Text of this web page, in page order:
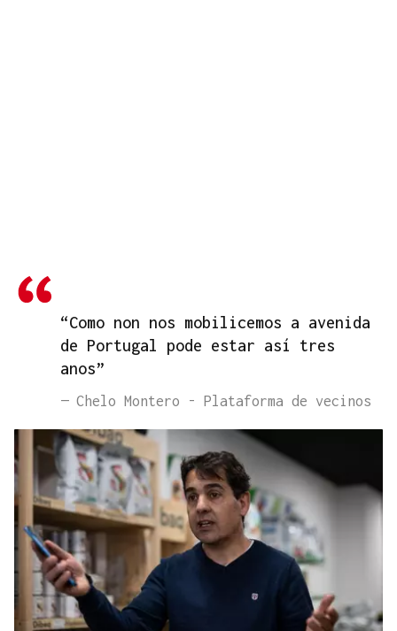
“Como non nos mobilicemos a avenida
de Portugal pode estar así tres
anos”
— Chelo Montero - Plataforma de vecinos